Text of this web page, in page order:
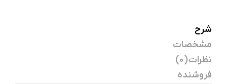
شرح
مشخصات
نظرات (0)
فروشنده